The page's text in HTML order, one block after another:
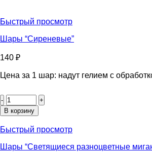
Быстрый просмотр
Шары “Сиреневые”
140 ₽
Цена за 1 шар: надут гелием с
товара
Шары
В корзину
Быстрый просмотр
Шары “Светящиеся разноцветные